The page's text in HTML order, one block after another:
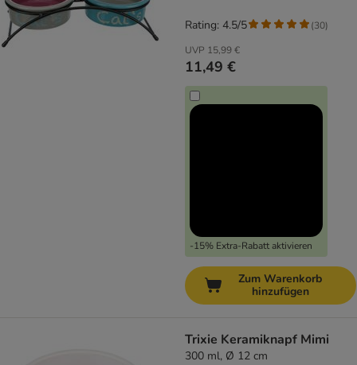
UVP 15,99 €
11,49 €
-15% Extra-Rabatt aktivieren
Rating: 4.5/5 (30)
Zum Warenkorb
hinzufügen
Trixie Keramiknapf Mimi
300 ml, Ø 12 cm